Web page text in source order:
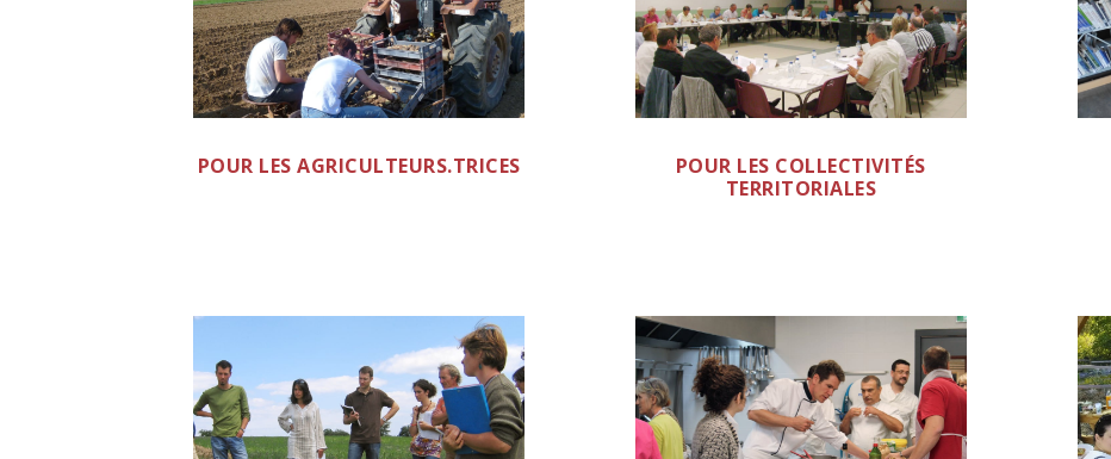
POUR LES AGRICULTEURS.TRICES
POUR LES COLLECTIVITÉS
TERRITORIALES